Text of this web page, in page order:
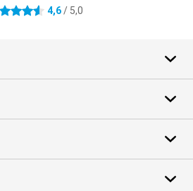
stelle 4,6/ 5,0